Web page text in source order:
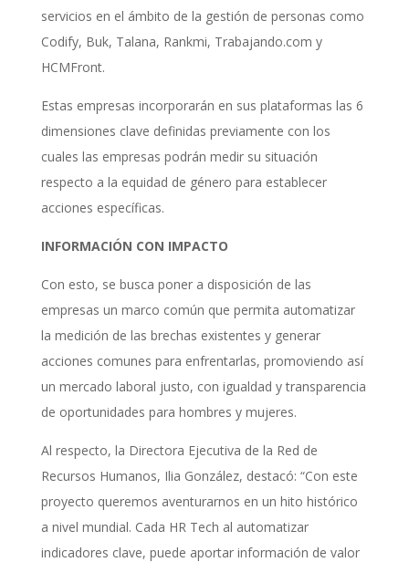
servicios en el ámbito de la gestión de personas como
Codify, Buk, Talana, Rankmi, Trabajando.com y
HCMFront.
Estas empresas incorporarán en sus plataformas las 6
dimensiones clave definidas previamente con los
cuales las empresas podrán medir su situación
respecto a la equidad de género para establecer
acciones específicas.
INFORMACIÓN CON IMPACTO
Con esto, se busca poner a disposición de las
empresas un marco común que permita automatizar
la medición de las brechas existentes y generar
acciones comunes para enfrentarlas, promoviendo así
un mercado laboral justo, con igualdad y transparencia
de oportunidades para hombres y mujeres.
Al respecto, la Directora Ejecutiva de la Red de
Recursos Humanos, Ilia González, destacó: “Con este
proyecto queremos aventurarnos en un hito histórico
a nivel mundial. Cada HR Tech al automatizar
indicadores clave, puede aportar información de valor